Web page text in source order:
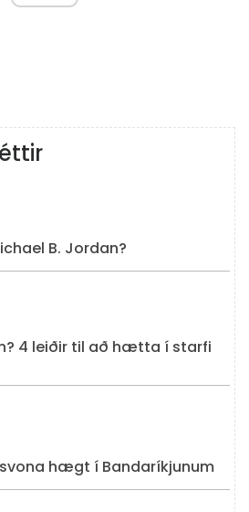
B. Jordan?
4 leiðir til að hætta í starfi
svona hægt í Bandaríkjunum